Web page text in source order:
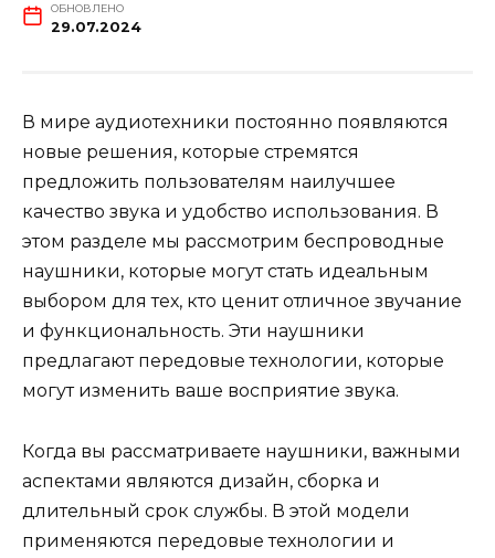
ОБНОВЛЕНО
29.07.2024
В мире аудиотехники постоянно появляются
новые решения, которые стремятся
предложить пользователям наилучшее
качество звука и удобство использования. В
этом разделе мы рассмотрим беспроводные
наушники, которые могут стать идеальным
выбором для тех, кто ценит отличное звучание
и функциональность. Эти наушники
предлагают передовые технологии, которые
могут изменить ваше восприятие звука.
Когда вы рассматриваете наушники, важными
аспектами являются дизайн, сборка и
длительный срок службы. В этой модели
применяются передовые технологии и